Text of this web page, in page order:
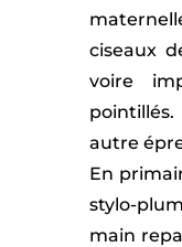
ciseaux
voire
autre
En
stylo-
main